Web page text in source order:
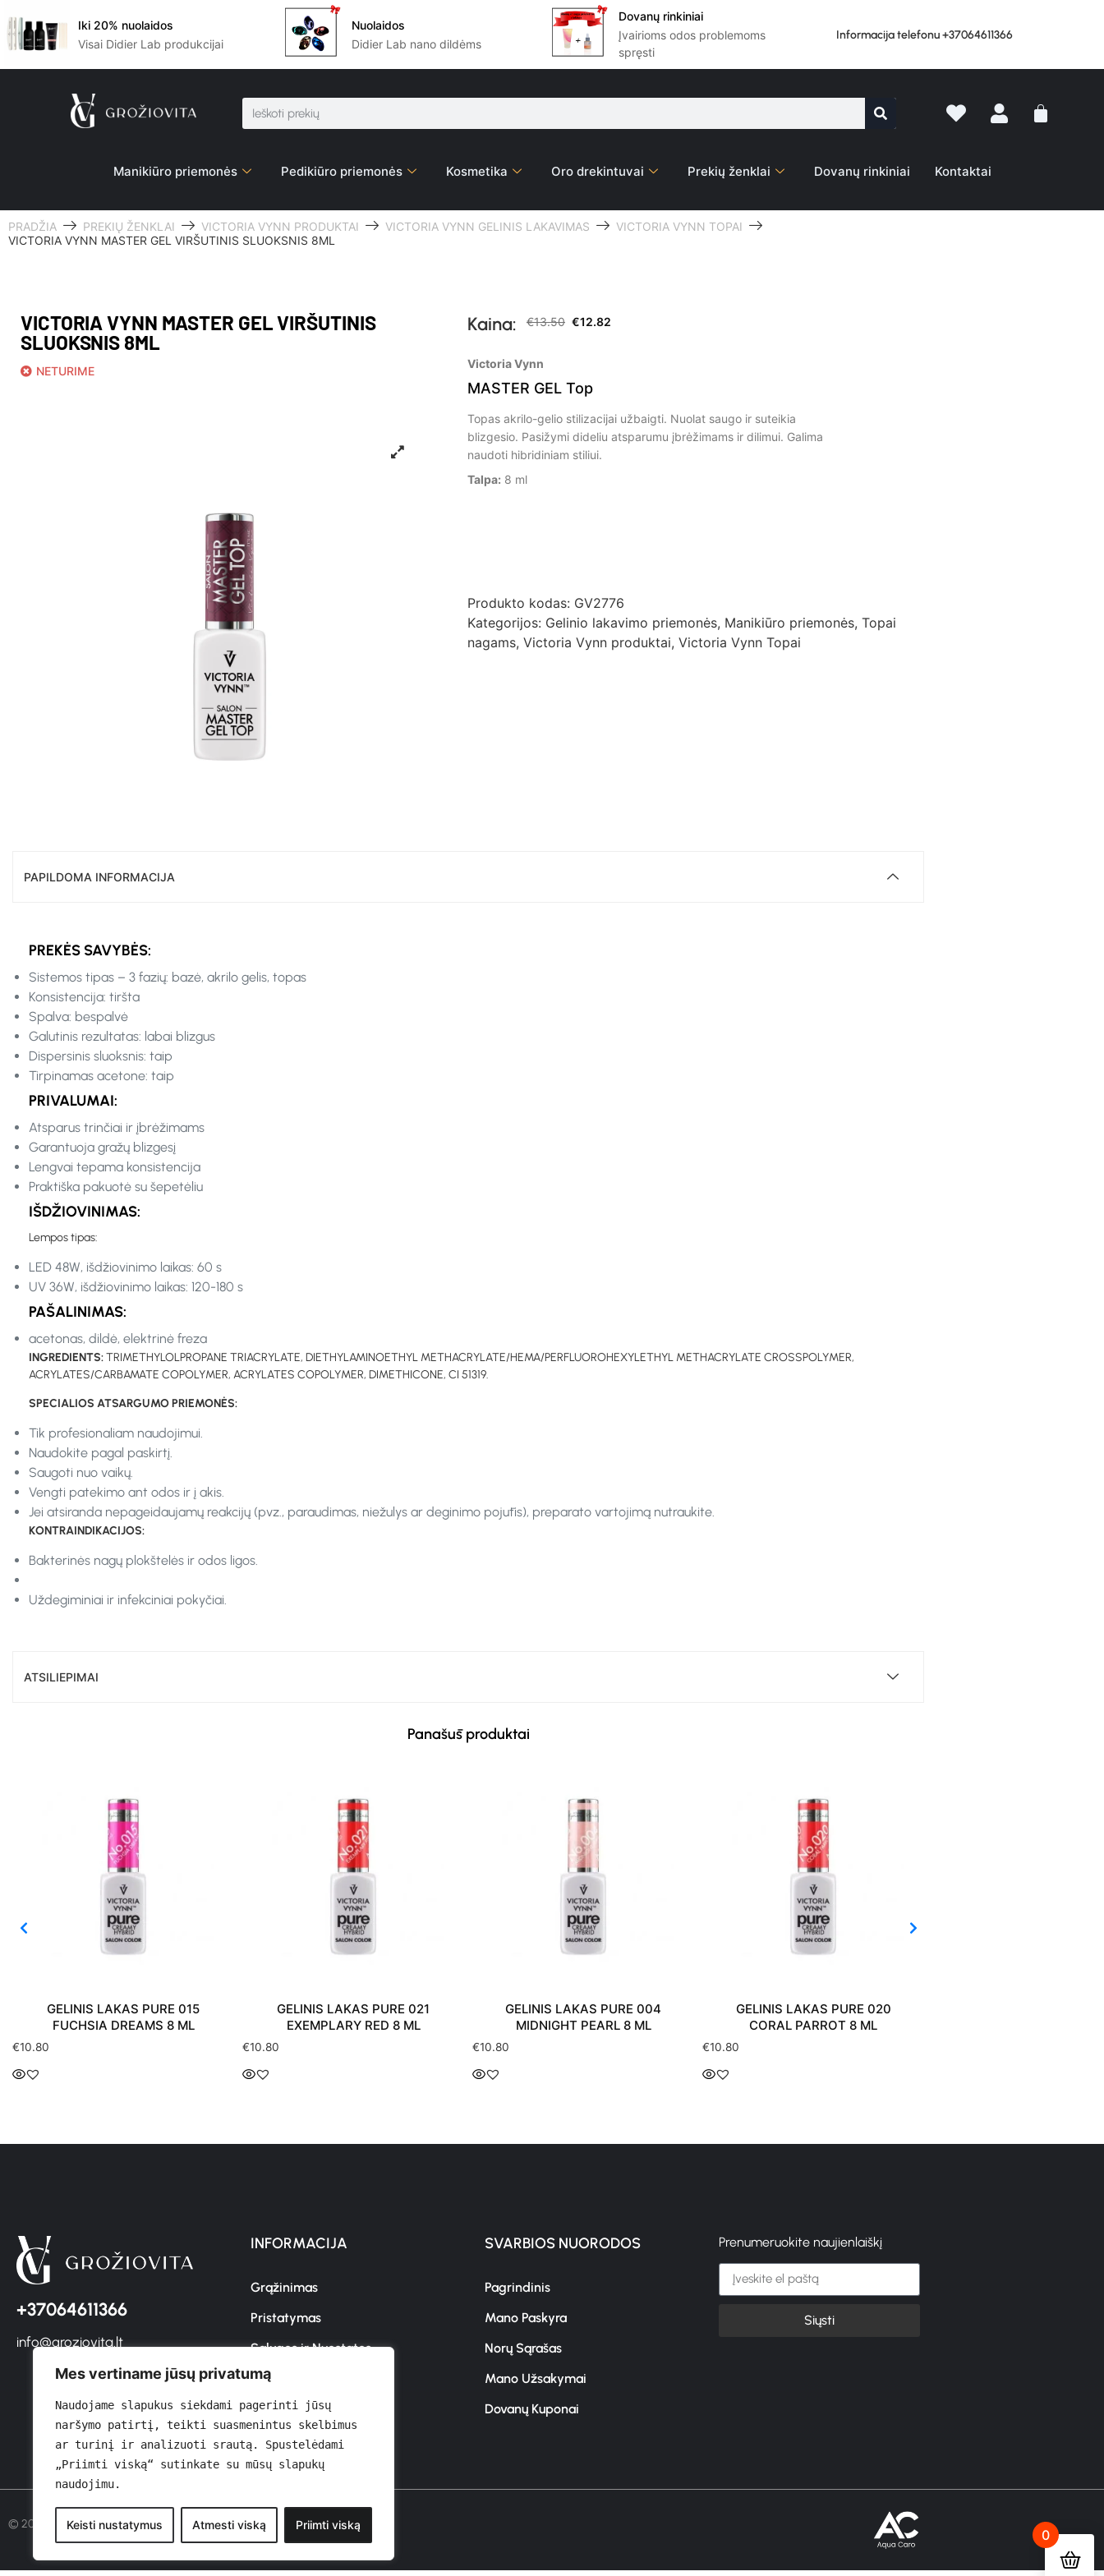
Mes vertiname jūsų privatumą
Naudojame slapukus siekdami pagerinti jūsų
naršymo patirtį, teikti suasmenintus skelbimus
ar turinį ir analizuoti srautą. Spustelėdami
„Priimti viską“ sutinkate su mūsų slapukų
naudojimu.
Keisti nustatymus Atmesti viską Priimti viską
Iki 20% nuolaidos
Visai Didier Lab produkcijai
Nuolaidos
Didier Lab nano dildėms
Dovanų rinkiniai
Įvairioms odos problemoms
spręsti
Informacija telefonu +37064611366
Manikiūro priemonės Pedikiūro priemonės Kosmetika Oro drekintuvai Prekių ženklai Dovanų rinkiniai Kontaktai
PRADŽIA PREKIŲ ŽENKLAI VICTORIA VYNN PRODUKTAI VICTORIA VYNN GELINIS LAKAVIMAS
VICTORIA VYNN TOPAI
VICTORIA VYNN MASTER GEL VIRŠUTINIS SLUOKSNIS 8ML
VICTORIA VYNN MASTER GEL VIRŠUTINIS
SLUOKSNIS 8ML
NETURIME
Kaina: €13.50 €12.82
Victoria Vynn
MASTER GEL Top
Topas akrilo-gelio stilizacijai užbaigti. Nuolat saugo ir suteikia
blizgesio. Pasižymi dideliu atsparumu įbrėžimams ir dilimui. Galima
naudoti hibridiniam stiliui.
Talpa: 8 ml
Produkto kodas: GV2776
Kategorijos: Gelinio lakavimo priemonės, Manikiūro priemonės, Topai
nagams, Victoria Vynn produktai, Victoria Vynn Topai
PAPILDOMA INFORMACIJA
PREKĖS SAVYBĖS:
Sistemos tipas – 3 fazių: bazė, akrilo gelis, topas
Konsistencija: tiršta
Spalva: bespalvė
Galutinis rezultatas: labai blizgus
Dispersinis sluoksnis: taip
Tirpinamas acetone: taip
PRIVALUMAI:
Atsparus trinčiai ir įbrėžimams
Garantuoja gražų blizgesį
Lengvai tepama konsistencija
Praktiška pakuotė su šepetėliu
IŠDŽIOVINIMAS:
Lempos tipas:
LED 48W, išdžiovinimo laikas: 60 s
UV 36W, išdžiovinimo laikas: 120-180 s
PAŠALINIMAS:
acetonas, dildė, elektrinė freza
INGREDIENTS:TRIMETHYLOLPROPANE TRIACRYLATE, DIETHYLAMINOETHYL METHACRYLATE/HEMA/PERFLUOROHEXYLETHYL METHACRYLATE CROSSPOLYMER,
ACRYLATES/CARBAMATE COPOLYMER, ACRYLATES COPOLYMER, DIMETHICONE, CI 51319.
SPECIALIOS ATSARGUMO PRIEMONĖS:
Tik profesionaliam naudojimui.
Naudokite pagal paskirtį.
Saugoti nuo vaikų.
Vengti patekimo ant odos ir į akis.
Jei atsiranda nepageidaujamų reakcijų (pvz., paraudimas, niežulys ar deginimo pojūtis), preparato vartojimą nutraukite.
KONTRAINDIKACIJOS:
Bakterinės nagų plokštelės ir odos ligos.
Uždegiminiai ir infekciniai pokyčiai.
ATSILIEPIMAI
Panašūs produktai
GELINIS LAKAS PURE 015
FUCHSIA DREAMS 8 ML
€10.80
GELINIS LAKAS PURE 021
EXEMPLARY RED 8 ML
€10.80
GELINIS LAKAS PURE 004
MIDNIGHT PEARL 8 ML
€10.80
GELINIS LAKAS PURE 020
CORAL PARROT 8 ML
€10.80
+37064611366
info@groziovita.lt
INFORMACIJA
Grąžinimas
Pristatymas
Sąlygos ir Nuostatos
Privatumo Politika
Kontaktai
SVARBIOS NUORODOS
Pagrindinis
Mano Paskyra
Norų Sąrašas
Mano Užsakymai
Dovanų Kuponai
Prenumeruokite naujienlaiškį
Siųsti
© 2026 GROŽIOVITA
0